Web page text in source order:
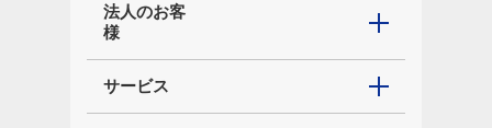
法人のお客
様
サービス